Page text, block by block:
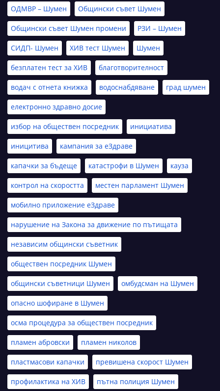
ОДМВР – Шумен Общински съвет Шумен
Общински съвет Шумен промени РЗИ – Шумен
СИДП- Шумен ХИВ тест Шумен Шумен
безплатен тест за ХИВ благотворителност
водач с отнета книжка водоснабдяване град шумен
електронно здравно досие
избор на обществен посредник инициатива
иницитива кампания за еЗдраве
капачки за бъдеще катастрофи в Шумен кауза
контрол на скоростта местен парламент Шумен
мобилно приложение еЗдраве
нарушение на Закона за движение по пътищата
независим общински съветник
обществен посредник Шумен
общински съветници Шумен омбудсман на Шумен
опасно шофиране в Шумен
осма процедура за обществен посредник
пламен абровски пламен николов
пластмасови капачки превишена скорост Шумен
профилактика на ХИВ пътна полиция Шумен